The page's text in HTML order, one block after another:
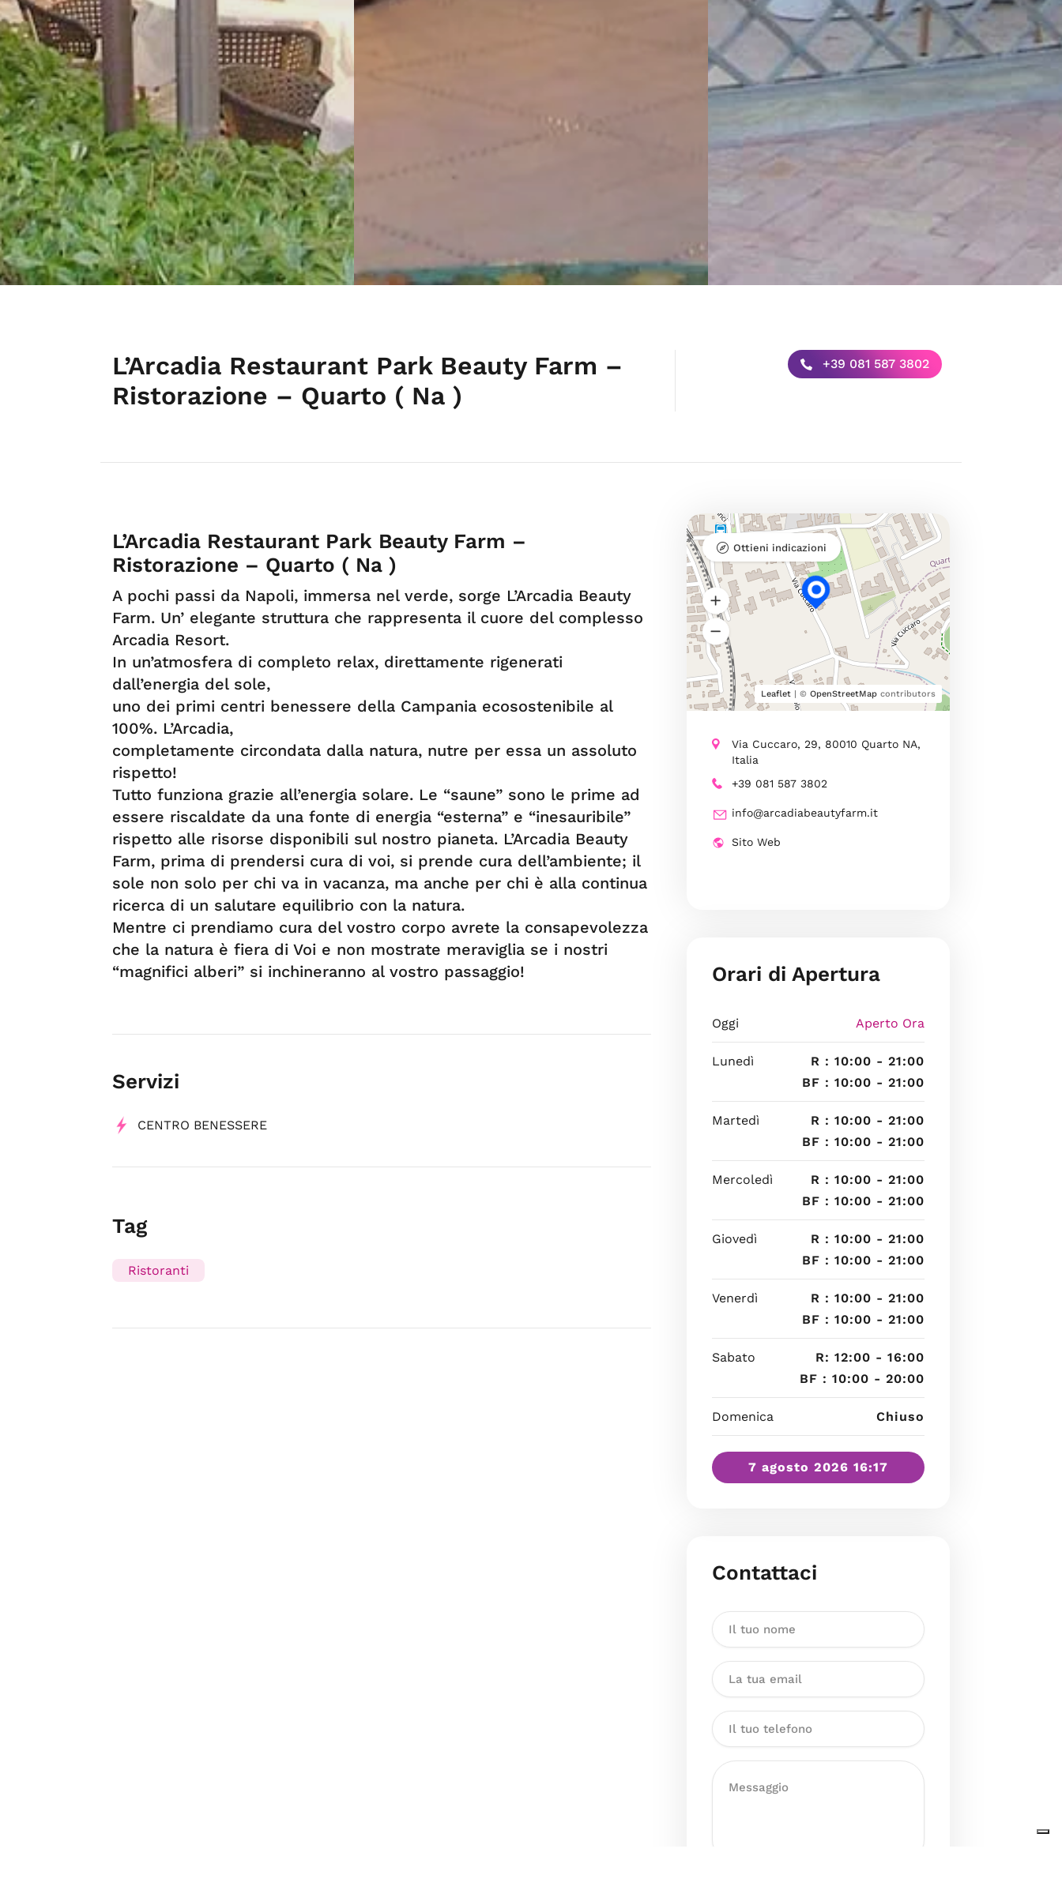
L’Arcadia Restaurant Park Beauty Farm –
Ristorazione – Quarto ( Na )
+39 081 587 3802
L’Arcadia Restaurant Park Beauty Farm –
Ristorazione – Quarto ( Na )
A pochi passi da Napoli, immersa nel verde, sorge L’Arcadia Beauty
Farm. Un’ elegante struttura che rappresenta il cuore del complesso
Arcadia Resort.
In un’atmosfera di completo relax, direttamente rigenerati
dall’energia del sole,
uno dei primi centri benessere della Campania ecosostenibile al
100%. L’Arcadia,
completamente circondata dalla natura, nutre per essa un assoluto
rispetto!
Tutto funziona grazie all’energia solare. Le “saune” sono le prime ad
essere riscaldate da una fonte di energia “esterna” e “inesauribile”
rispetto alle risorse disponibili sul nostro pianeta. L’Arcadia Beauty
Farm, prima di prendersi cura di voi, si prende cura dell’ambiente; il
sole non solo per chi va in vacanza, ma anche per chi è alla continua
ricerca di un salutare equilibrio con la natura.
Mentre ci prendiamo cura del vostro corpo avrete la consapevolezza
che la natura è fiera di Voi e non mostrate meraviglia se i nostri
“magnifici alberi” si inchineranno al vostro passaggio!
Servizi
CENTRO BENESSERE
Tag
Ristoranti
Leaflet| © OpenStreetMapcontributors
Ottieni indicazioni
Via Cuccaro, 29, 80010 Quarto NA,
Italia
+39 081 587 3802
info@arcadiabeautyfarm.it
Sito Web
Orari di Apertura
Oggi Aperto Ora
Lunedì
R : 10:00 - 21:00
BF : 10:00 - 21:00
Martedì
R : 10:00 - 21:00
BF : 10:00 - 21:00
Mercoledì
R : 10:00 - 21:00
BF : 10:00 - 21:00
Giovedì
R : 10:00 - 21:00
BF : 10:00 - 21:00
Venerdì
R : 10:00 - 21:00
BF : 10:00 - 21:00
Sabato
R: 12:00 - 16:00
BF : 10:00 - 20:00
Domenica Chiuso
7 agosto 2026 16:17
Contattaci